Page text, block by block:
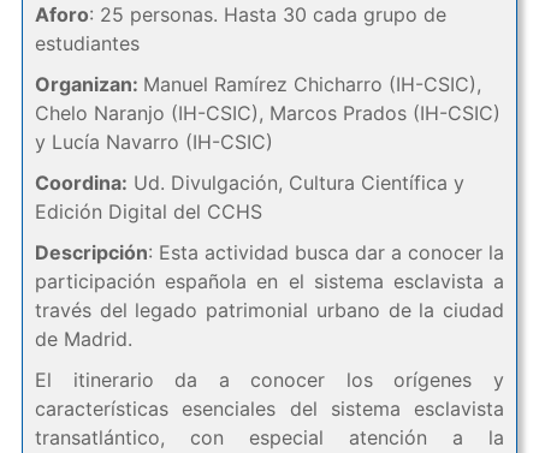
Aforo: 25 personas. Hasta 30 cada grupo de
estudiantes
Organizan: Manuel Ramírez Chicharro (IH-CSIC),
Chelo Naranjo (IH-CSIC), Marcos Prados (IH-CSIC)
y Lucía Navarro (IH-CSIC)
Coordina: Ud. Divulgación, Cultura Científica y
Edición Digital del CCHS
Descripción: Esta actividad busca dar a conocer la
participación española en el sistema esclavista a
través del legado patrimonial urbano de la ciudad
de Madrid.
El itinerario da a conocer los orígenes y
características esenciales del sistema esclavista
transatlántico, con especial atención a la